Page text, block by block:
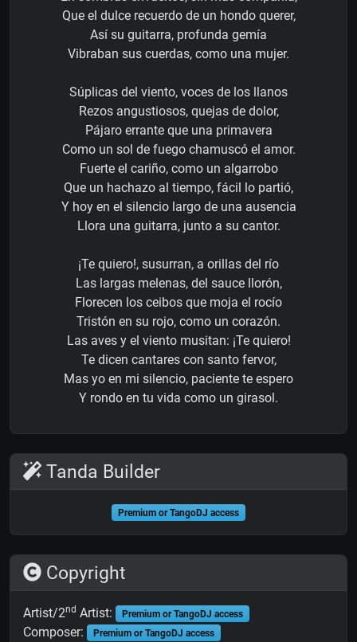
Que el dulce recuerdo de un hondo querer,
Así su guitarra, profunda gemía
Vibraban sus cuerdas, como una mujer.
Súplicas del viento, voces de los llanos
Rezos angustiosos, quejas de dolor,
Pájaro errante que una primavera
Como un sol de fuego chamuscó el amor.
Fuerte el cariño, como un algarrobo
Que un hachazo al tiempo, fácil lo partió,
Y hoy en el silencio largo de una ausencia
Llora una guitarra, junto a su cantor.
¡Te quiero!, susurran, a orillas del río
Las largas melenas, del sauce llorón,
Florecen los ceibos que moja el rocío
Tristón en su rojo, como un corazón.
Las aves y el viento musitan: ¡Te quiero!
Te dicen cantares con santo fervor,
Mas yo en mi silencio, paciente te espero
Y rondo en tu vida como un girasol.
Tanda Builder
Premium or TangoDJ access
Copyright
Artist/2nd Artist: Premium or TangoDJ access
Composer: Premium or TangoDJ access